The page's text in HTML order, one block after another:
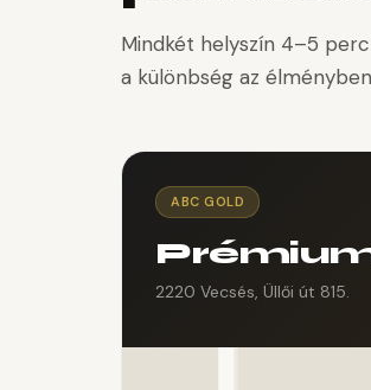
Mindkét helyszín 4–5
a különbség az
ABC GOLD
2220 Vecsés, Üllői út 815.